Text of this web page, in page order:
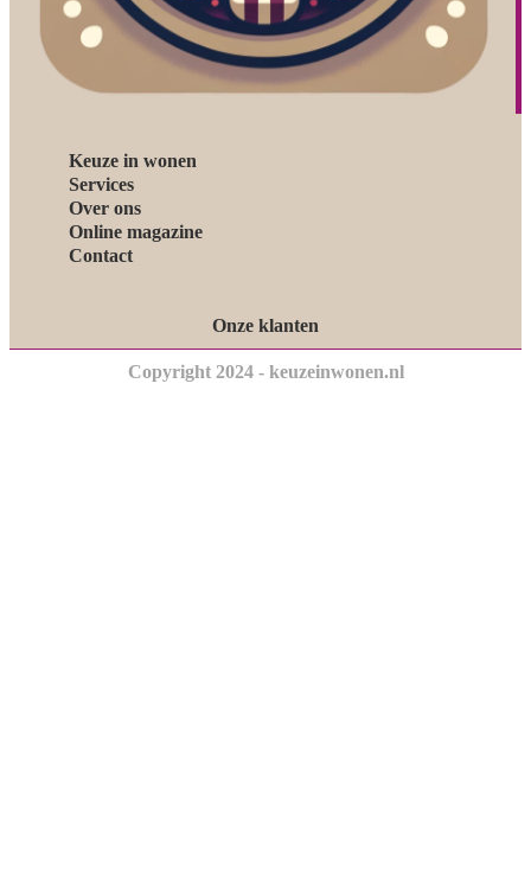
Keuze in wonen
Services
Over ons
Online magazine
Contact
Onze klanten
Copyright 2024 - keuzeinwonen.nl